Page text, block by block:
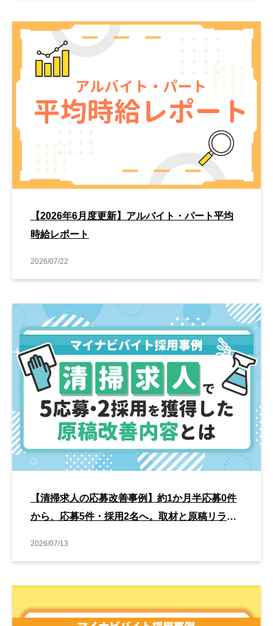
【2026年6月度更新】アルバイト・パート平均
時給レポート
2026/07/22
【清掃求人の応募改善事例】約1か月半応募0件
から、応募5件・採用2名へ。取材と原稿リライ
2026/07/13